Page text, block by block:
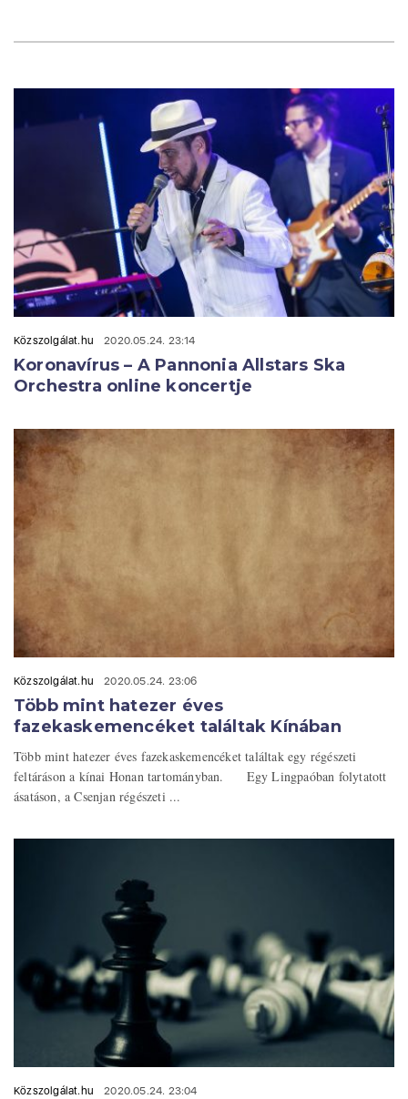
Közszolgálat.hu 2020.05.24. 23:14
Koronavírus – A Pannonia Allstars Ska
Orchestra online koncertje
Közszolgálat.hu 2020.05.24. 23:06
Több mint hatezer éves
fazekaskemencéket találtak Kínában
Több mint hatezer éves fazekaskemencéket találtak egy régészeti
feltáráson a kínai Honan tartományban. Egy Lingpaóban folytatott
ásatáson, a Csenjan régészeti ...
Közszolgálat.hu 2020.05.24. 23:04